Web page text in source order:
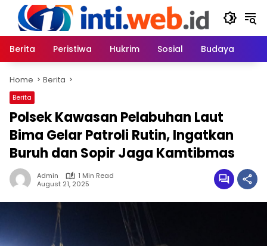
content
Berita
Peristiwa Hukrim Sosial Budaya
Home Berita
Berita
Polsek Kawasan Pelabuhan Laut
Bima Gelar Patroli Rutin, Ingatkan
Buruh dan Sopir Jaga Kamtibmas
Admin
1 Min Read
August 21, 2025